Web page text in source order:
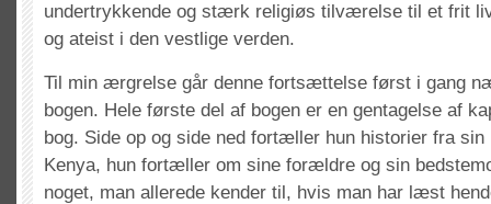
undertrykkende og stærk religiøs tilværelse til et frit
og ateist i den vestlige verden.
Til min ærgrelse går denne fortsættelse først i gang
bogen. Hele første del af bogen er en gentagelse af
bog. Side op og side ned fortæller hun historier fra sin
Kenya, hun fortæller om sine forældre og sin
noget, man allerede kender til, hvis man har læst